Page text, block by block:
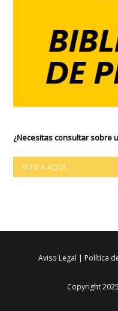
¿Necesitas consultar sobre
Aviso Legal | Política
Copyright